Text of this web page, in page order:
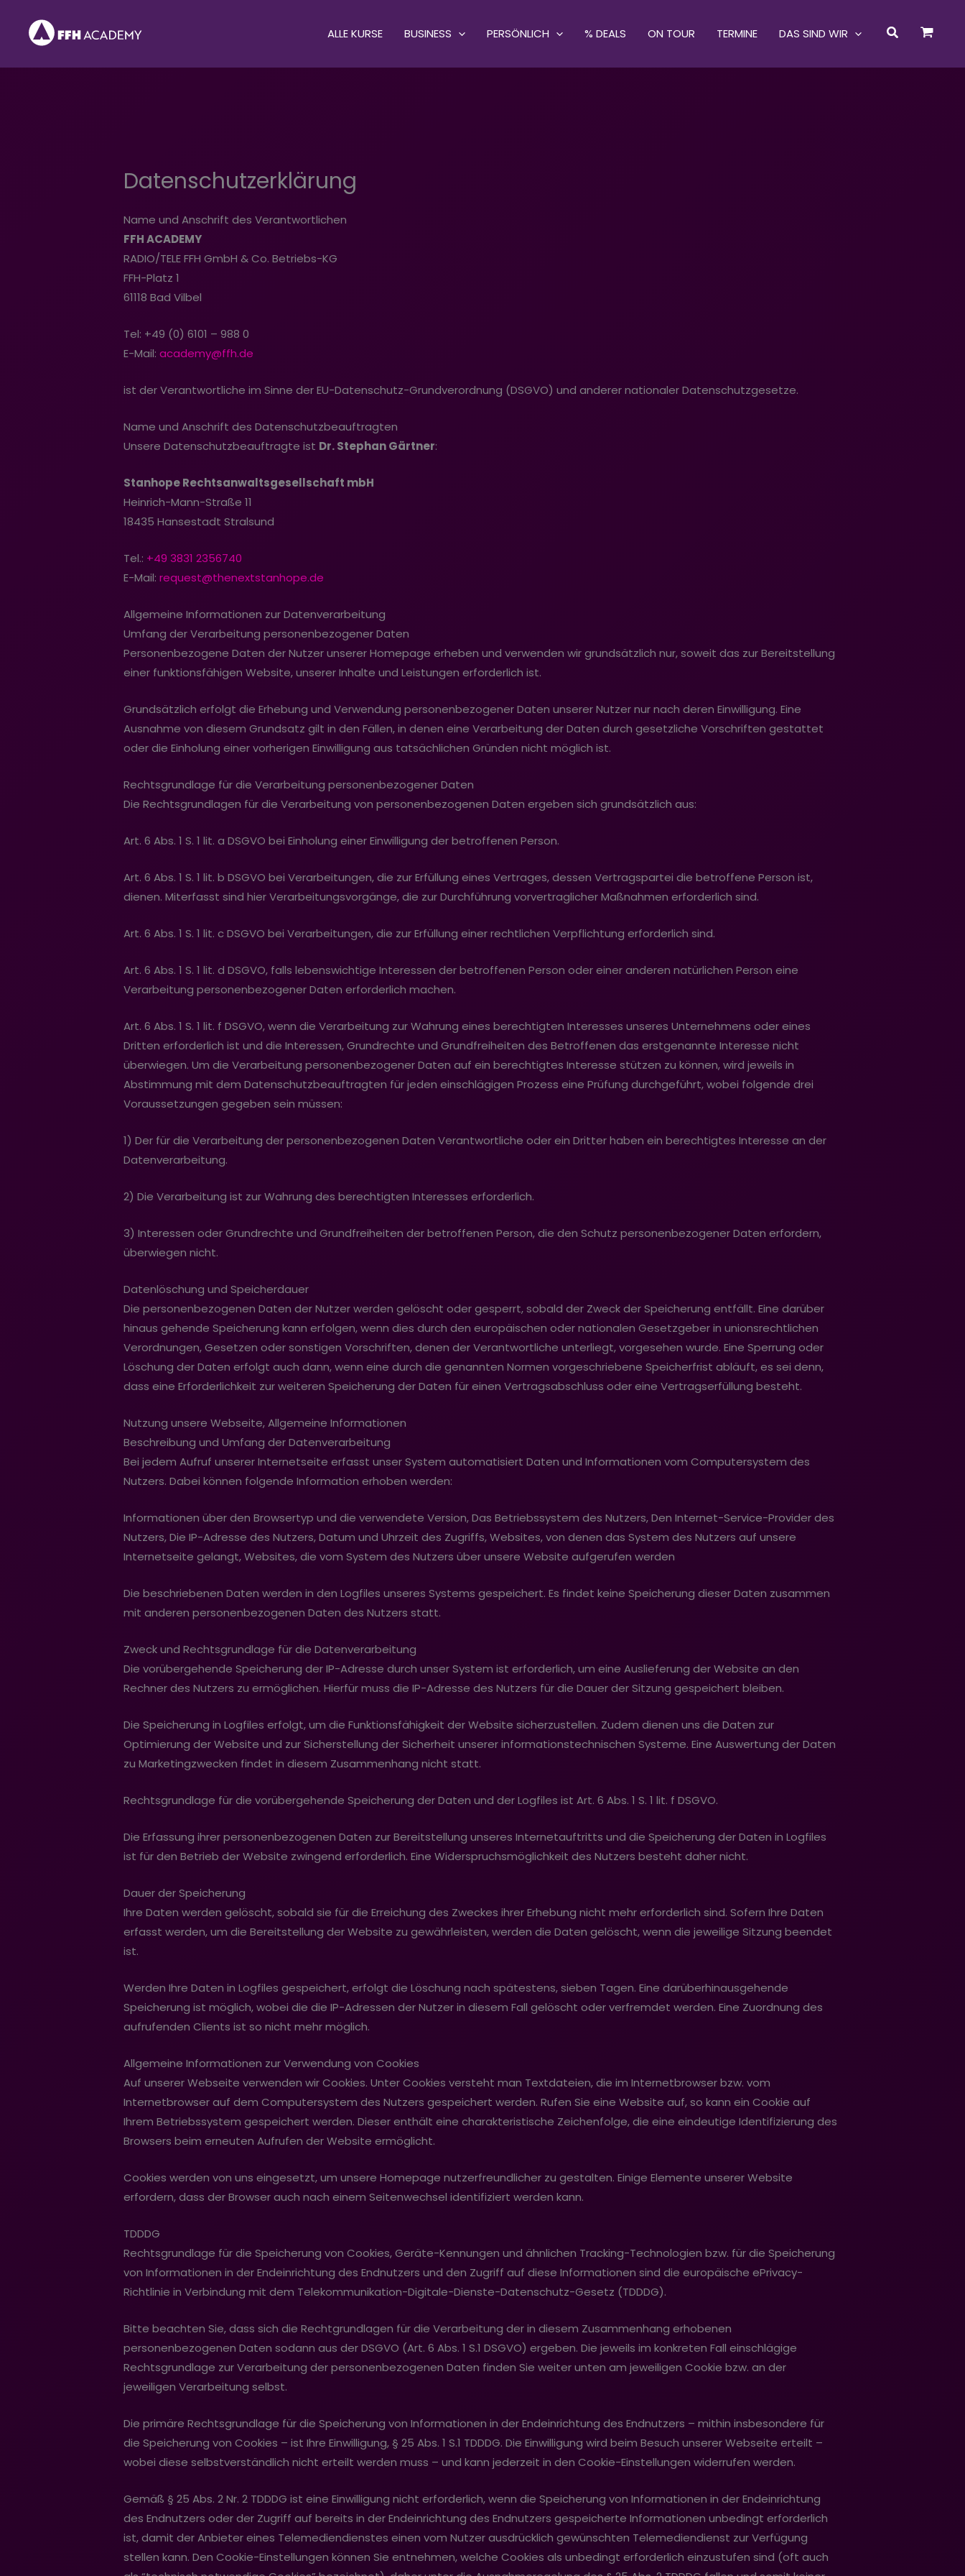
springen
ALLE KURSE BUSINESS PERSÖNLICH % DEALS ON TOUR TERMINE DAS SIND WIR Suchen
Datenschutzerklärung
Name und Anschrift des Verantwortlichen
FFH ACADEMY
RADIO/TELE FFH GmbH & Co. Betriebs-KG
FFH-Platz 1
61118 Bad Vilbel
Tel: +49 (0) 6101 – 988 0
E-Mail:academy@ffh.de
ist der Verantwortliche im Sinne der EU-Datenschutz-Grundverordnung (DSGVO) und anderer nationaler Datenschutzgesetze.
Name und Anschrift des Datenschutzbeauftragten
Unsere Datenschutzbeauftragte ist Dr. Stephan Gärtner:
Stanhope Rechtsanwaltsgesellschaft mbH
Heinrich-Mann-Straße 11
18435 Hansestadt Stralsund
Tel.: +49 3831 2356740
E-Mail:request@thenextstanhope.de
Allgemeine Informationen zur Datenverarbeitung
Umfang der Verarbeitung personenbezogener Daten
Personenbezogene Daten der Nutzer unserer Homepage erheben und verwenden wir grundsätzlich nur, soweit das zur Bereitstellung
einer funktionsfähigen Website, unserer Inhalte und Leistungen erforderlich ist.
Grundsätzlich erfolgt die Erhebung und Verwendung personenbezogener Daten unserer Nutzer nur nach deren Einwilligung. Eine
Ausnahme von diesem Grundsatz gilt in den Fällen, in denen eine Verarbeitung der Daten durch gesetzliche Vorschriften gestattet
oder die Einholung einer vorherigen Einwilligung aus tatsächlichen Gründen nicht möglich ist.
Rechtsgrundlage für die Verarbeitung personenbezogener Daten
Die Rechtsgrundlagen für die Verarbeitung von personenbezogenen Daten ergeben sich grundsätzlich aus:
Art. 6 Abs. 1 S. 1 lit. a DSGVO bei Einholung einer Einwilligung der betroffenen Person.
Art. 6 Abs. 1 S. 1 lit. b DSGVO bei Verarbeitungen, die zur Erfüllung eines Vertrages, dessen Vertragspartei die betroffene Person ist,
dienen. Miterfasst sind hier Verarbeitungsvorgänge, die zur Durchführung vorvertraglicher Maßnahmen erforderlich sind.
Art. 6 Abs. 1 S. 1 lit. c DSGVO bei Verarbeitungen, die zur Erfüllung einer rechtlichen Verpflichtung erforderlich sind.
Art. 6 Abs. 1 S. 1 lit. d DSGVO, falls lebenswichtige Interessen der betroffenen Person oder einer anderen natürlichen Person eine
Verarbeitung personenbezogener Daten erforderlich machen.
Art. 6 Abs. 1 S. 1 lit. f DSGVO, wenn die Verarbeitung zur Wahrung eines berechtigten Interesses unseres Unternehmens oder eines
Dritten erforderlich ist und die Interessen, Grundrechte und Grundfreiheiten des Betroffenen das erstgenannte Interesse nicht
überwiegen. Um die Verarbeitung personenbezogener Daten auf ein berechtigtes Interesse stützen zu können, wird jeweils in
Abstimmung mit dem Datenschutzbeauftragten für jeden einschlägigen Prozess eine Prüfung durchgeführt, wobei folgende drei
Voraussetzungen gegeben sein müssen:
1) Der für die Verarbeitung der personenbezogenen Daten Verantwortliche oder ein Dritter haben ein berechtigtes Interesse an der
Datenverarbeitung.
2) Die Verarbeitung ist zur Wahrung des berechtigten Interesses erforderlich.
3) Interessen oder Grundrechte und Grundfreiheiten der betroffenen Person, die den Schutz personenbezogener Daten erfordern,
überwiegen nicht.
Datenlöschung und Speicherdauer
Die personenbezogenen Daten der Nutzer werden gelöscht oder gesperrt, sobald der Zweck der Speicherung entfällt. Eine darüber
hinaus gehende Speicherung kann erfolgen, wenn dies durch den europäischen oder nationalen Gesetzgeber in unionsrechtlichen
Verordnungen, Gesetzen oder sonstigen Vorschriften, denen der Verantwortliche unterliegt, vorgesehen wurde. Eine Sperrung oder
Löschung der Daten erfolgt auch dann, wenn eine durch die genannten Normen vorgeschriebene Speicherfrist abläuft, es sei denn,
dass eine Erforderlichkeit zur weiteren Speicherung der Daten für einen Vertragsabschluss oder eine Vertragserfüllung besteht.
Nutzung unsere Webseite, Allgemeine Informationen
Beschreibung und Umfang der Datenverarbeitung
Bei jedem Aufruf unserer Internetseite erfasst unser System automatisiert Daten und Informationen vom Computersystem des
Nutzers. Dabei können folgende Information erhoben werden:
Informationen über den Browsertyp und die verwendete Version, Das Betriebssystem des Nutzers, Den Internet-Service-Provider des
Nutzers, Die IP-Adresse des Nutzers, Datum und Uhrzeit des Zugriffs, Websites, von denen das System des Nutzers auf unsere
Internetseite gelangt, Websites, die vom System des Nutzers über unsere Website aufgerufen werden
Die beschriebenen Daten werden in den Logfiles unseres Systems gespeichert. Es findet keine Speicherung dieser Daten zusammen
mit anderen personenbezogenen Daten des Nutzers statt.
Zweck und Rechtsgrundlage für die Datenverarbeitung
Die vorübergehende Speicherung der IP-Adresse durch unser System ist erforderlich, um eine Auslieferung der Website an den
Rechner des Nutzers zu ermöglichen. Hierfür muss die IP-Adresse des Nutzers für die Dauer der Sitzung gespeichert bleiben.
Die Speicherung in Logfiles erfolgt, um die Funktionsfähigkeit der Website sicherzustellen. Zudem dienen uns die Daten zur
Optimierung der Website und zur Sicherstellung der Sicherheit unserer informationstechnischen Systeme. Eine Auswertung der Daten
zu Marketingzwecken findet in diesem Zusammenhang nicht statt.
Rechtsgrundlage für die vorübergehende Speicherung der Daten und der Logfiles ist Art. 6 Abs. 1 S. 1 lit. f DSGVO.
Die Erfassung ihrer personenbezogenen Daten zur Bereitstellung unseres Internetauftritts und die Speicherung der Daten in Logfiles
ist für den Betrieb der Website zwingend erforderlich. Eine Widerspruchsmöglichkeit des Nutzers besteht daher nicht.
Dauer der Speicherung
Ihre Daten werden gelöscht, sobald sie für die Erreichung des Zweckes ihrer Erhebung nicht mehr erforderlich sind. Sofern Ihre Daten
erfasst werden, um die Bereitstellung der Website zu gewährleisten, werden die Daten gelöscht, wenn die jeweilige Sitzung beendet
ist.
Werden Ihre Daten in Logfiles gespeichert, erfolgt die Löschung nach spätestens, sieben Tagen. Eine darüberhinausgehende
Speicherung ist möglich, wobei die die IP-Adressen der Nutzer in diesem Fall gelöscht oder verfremdet werden. Eine Zuordnung des
aufrufenden Clients ist so nicht mehr möglich.
Allgemeine Informationen zur Verwendung von Cookies
Auf unserer Webseite verwenden wir Cookies. Unter Cookies versteht man Textdateien, die im Internetbrowser bzw. vom
Internetbrowser auf dem Computersystem des Nutzers gespeichert werden. Rufen Sie eine Website auf, so kann ein Cookie auf
Ihrem Betriebssystem gespeichert werden. Dieser enthält eine charakteristische Zeichenfolge, die eine eindeutige Identifizierung des
Browsers beim erneuten Aufrufen der Website ermöglicht.
Cookies werden von uns eingesetzt, um unsere Homepage nutzerfreundlicher zu gestalten. Einige Elemente unserer Website
erfordern, dass der Browser auch nach einem Seitenwechsel identifiziert werden kann.
TDDDG
Rechtsgrundlage für die Speicherung von Cookies, Geräte-Kennungen und ähnlichen Tracking-Technologien bzw. für die Speicherung
von Informationen in der Endeinrichtung des Endnutzers und den Zugriff auf diese Informationen sind die europäische ePrivacy-
Richtlinie in Verbindung mit dem Telekommunikation-Digitale-Dienste-Datenschutz-Gesetz (TDDDG).
Bitte beachten Sie, dass sich die Rechtgrundlagen für die Verarbeitung der in diesem Zusammenhang erhobenen
personenbezogenen Daten sodann aus der DSGVO (Art. 6 Abs. 1 S.1 DSGVO) ergeben. Die jeweils im konkreten Fall einschlägige
Rechtsgrundlage zur Verarbeitung der personenbezogenen Daten finden Sie weiter unten am jeweiligen Cookie bzw. an der
jeweiligen Verarbeitung selbst.
Die primäre Rechtsgrundlage für die Speicherung von Informationen in der Endeinrichtung des Endnutzers – mithin insbesondere für
die Speicherung von Cookies – ist Ihre Einwilligung, § 25 Abs. 1 S.1 TDDDG. Die Einwilligung wird beim Besuch unserer Webseite erteilt –
wobei diese selbstverständlich nicht erteilt werden muss – und kann jederzeit in den Cookie-Einstellungen widerrufen werden.
Gemäß § 25 Abs. 2 Nr. 2 TDDDG ist eine Einwilligung nicht erforderlich, wenn die Speicherung von Informationen in der Endeinrichtung
des Endnutzers oder der Zugriff auf bereits in der Endeinrichtung des Endnutzers gespeicherte Informationen unbedingt erforderlich
ist, damit der Anbieter eines Telemediendienstes einen vom Nutzer ausdrücklich gewünschten Telemediendienst zur Verfügung
stellen kann. Den Cookie-Einstellungen können Sie entnehmen, welche Cookies als unbedingt erforderlich einzustufen sind (oft auch